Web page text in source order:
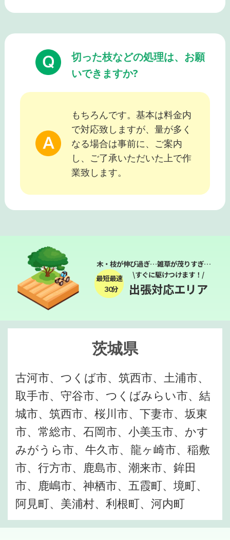
切った枝などの処理は、お願
いできますか?
もちろんです。基本は料金内
で対応致しますが、量が多く
なる場合は事前に、ご案内
し、ご了承いただいた上で作
業致します。
木・枝が伸び過ぎ…雑草が茂りすぎ…
最短最速
３０分
\すぐに駆けつけます！/
出張対応エリア
茨城県
古河市、つくば市、筑西市、土浦市、
取手市、守谷市、つくばみらい市、結
城市、筑西市、桜川市、下妻市、坂東
市、常総市、石岡市、小美玉市、かす
みがうら市、牛久市、龍ヶ崎市、稲敷
市、行方市、鹿島市、潮来市、鉾田
市、鹿嶋市、神栖市、五霞町、境町、
阿見町、美浦村、利根町、河内町